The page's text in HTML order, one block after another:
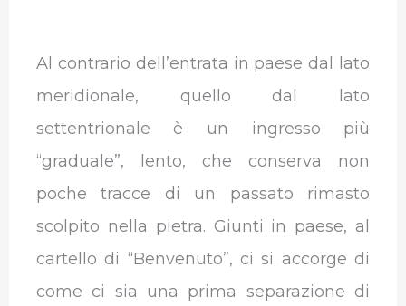
Al contrario dell’entrata in paese dal lato
meridionale, quello dal lato
settentrionale è un ingresso più
“graduale”, lento, che conserva non
poche tracce di un passato rimasto
scolpito nella pietra. Giunti in paese, al
cartello di “Benvenuto”, ci si accorge di
come ci sia una prima separazione di